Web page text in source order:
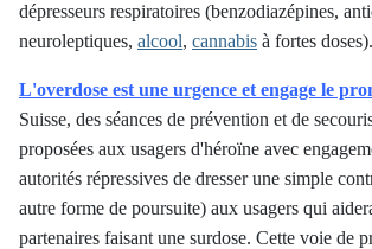
dépresseurs respiratoires (benzodiazépines,
neuroleptiques, alcool, cannabis à fortes doses).
L'overdose est une urgence et engage le
Suisse, des séances de prévention et de
proposées aux usagers d'héroïne avec
autorités répressives de dresser une simple
autre forme de poursuite) aux usagers qui
partenaires faisant une surdose. Cette voie de